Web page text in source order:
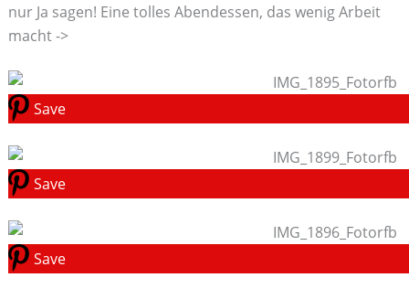
nur Ja sagen! Eine tolles Abendessen, das wenig Arbeit
macht ->
Save
Save
Save